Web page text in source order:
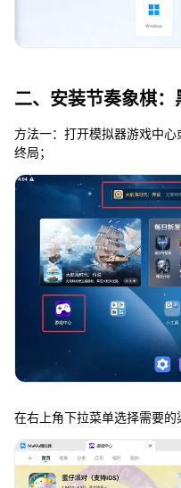
二、安装节奏象棋：
方法一：打开模拟器游戏中
终局；
在右上角下拉菜单选择需要的